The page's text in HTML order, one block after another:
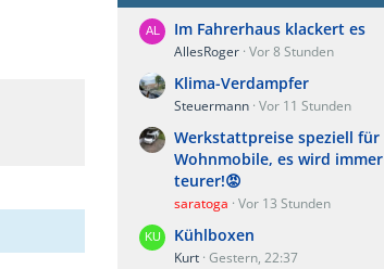
Im Fahrerhaus klackert es
AllesRoger Vor 8 Stunden
Klima-Verdampfer
Steuermann Vor 11 Stunden
Werkstattpreise speziell für
Wohnmobile, es wird immer
teurer!😡
saratoga Vor 13 Stunden
Kühlboxen
Kurt Gestern, 22:37